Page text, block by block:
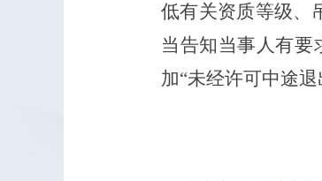
低有关资质等级、
当告知当事人有要
加“未经许可中途